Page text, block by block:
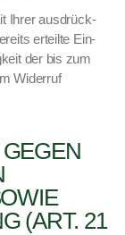
Ihrer aus­drück­
erteilte Ein­
der bis zum
Wider­ruf
(ART. 21